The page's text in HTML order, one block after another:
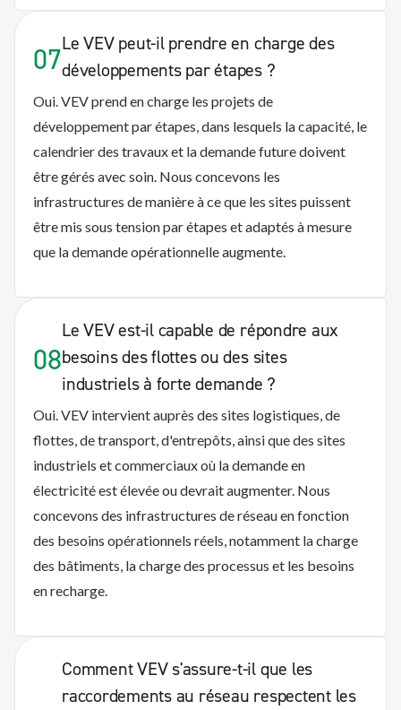
07Le VEV peut-il prendre en charge des
développements par étapes ?
Oui. VEV prend en charge les projets de
développement par étapes, dans lesquels la capacité, le
calendrier des travaux et la demande future doivent
être gérés avec soin. Nous concevons les
infrastructures de manière à ce que les sites puissent
être mis sous tension par étapes et adaptés à mesure
que la demande opérationnelle augmente.
08
Le VEV est-il capable de répondre aux
besoins des flottes ou des sites
industriels à forte demande ?
Oui. VEV intervient auprès des sites logistiques, de
flottes, de transport, d'entrepôts, ainsi que des sites
industriels et commerciaux où la demande en
électricité est élevée ou devrait augmenter. Nous
concevons des infrastructures de réseau en fonction
des besoins opérationnels réels, notamment la charge
des bâtiments, la charge des processus et les besoins
en recharge.
Comment VEV s'assure-t-il que les
raccordements au réseau respectent les